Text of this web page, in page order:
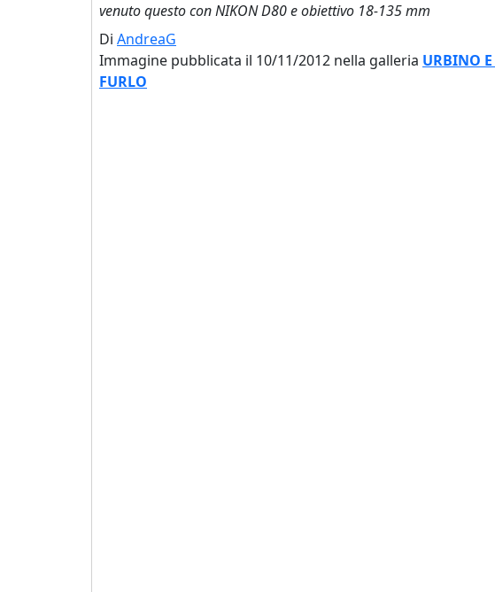
venuto questo con NIKON D80 e obiettivo 18-135 mm
Di AndreaG
Immagine pubblicata il 10/11/2012 nella galleria URBINO
FURLO